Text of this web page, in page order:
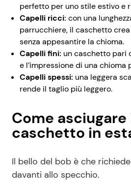
perfetto per uno stile estivo e
Capelli ricci: con una
parrucchiere, il caschetto
senza appesantire la chioma.
Capelli fini: un caschetto pari
e l’impressione di una chioma
Capelli spessi: una leggera
rende il taglio più leggero.
Come asciugare
caschetto in
Il bello del bob è che
davanti allo specchio.